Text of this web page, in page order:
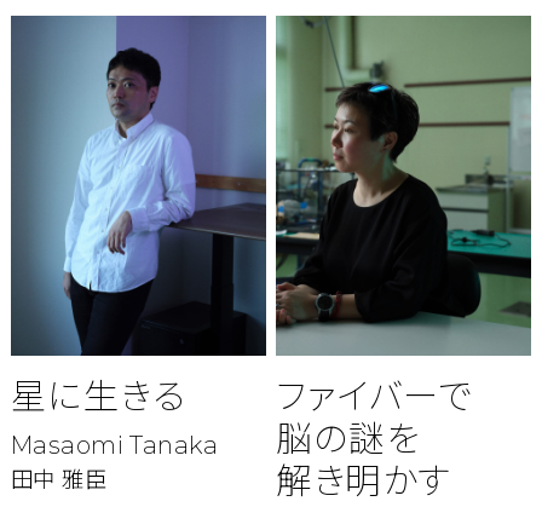
星に生きる
Masaomi Tanaka
田中 雅臣
ファイバーで
脳の謎を
解き明かす